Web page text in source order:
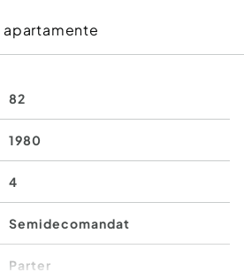
82
1980
4
Semidecomandat
Parter